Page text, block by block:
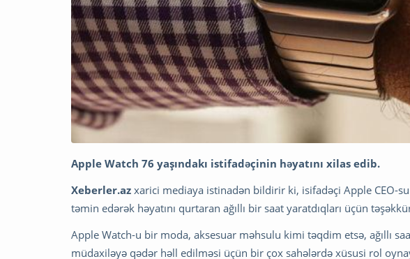
Apple Watch 76 yaşındakı istifadəçinin həyatını xilas edib.
Xeberler.az xarici mediaya istinadən bildirir ki, isifadəçi Apple CEO-
təmin edərək həyatını qurtaran ağıllı bir saat yaratdıqları üçün
Apple Watch-u bir moda, aksesuar məhsulu kimi təqdim etsə, ağıllı
müdaxiləyə qədər həll edilməsi üçün bir çox sahələrdə xüsusi rol